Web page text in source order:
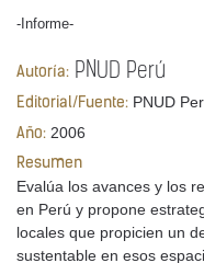
-Informe-
Autoría: PNUD Perú
Editorial/Fuente: PNUD
Año: 2006
Resumen
Evalúa los avances y los
en Perú y propone
locales que propicien un
sustentable en esos